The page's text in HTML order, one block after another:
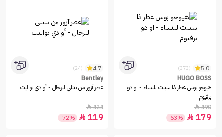
5.0
(373)
HUGO BOSS
هيوجو بوس عطر ذا سينت للنساء - او دو
برفيوم
490

179

-63%
4.7
(24)
Bentley
عطر آزور من بنتلي للرجال - أو دي تواليت
424

119

-72%